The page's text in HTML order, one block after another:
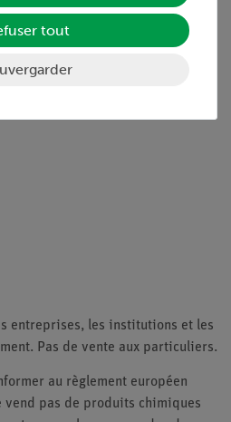
entreprises, les institutions et les
Pas de vente aux particuliers.
au règlement européen
vend pas de produits chimiques
tout